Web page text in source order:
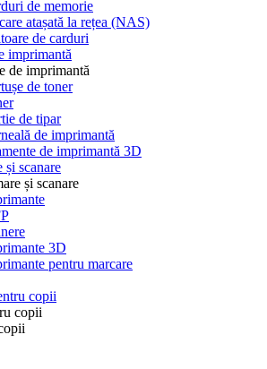
de memorie
atașată la rețea (NAS)
de carduri
imprimantă
de imprimantă
de toner
de tipar
de imprimantă
de imprimantă 3D
și scanare
și scanare
3D
pentru marcare
copii
copii